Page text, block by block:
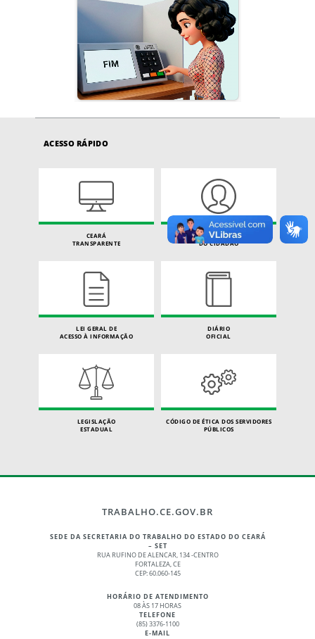
ACESSO RÁPIDO
CEARÁ
TRANSPARENTE
CARTA DE SERVIÇOS
DO CIDADÃO
LEI GERAL DE
ACESSO À INFORMAÇÃO
DIÁRIO
OFICIAL
LEGISLAÇÃO
ESTADUAL
CÓDIGO DE ÉTICA DOS SERVIDORES
PÚBLICOS
TRABALHO.CE.GOV.BR
SEDE DA SECRETARIA DO TRABALHO DO ESTADO DO CEARÁ
– SET
RUA RUFINO DE ALENCAR, 134 -CENTRO
FORTALEZA, CE
CEP: 60.060-145
HORÁRIO DE ATENDIMENTO
08 ÀS 17 HORAS
TELEFONE
(85) 3376-1100
E-MAIL